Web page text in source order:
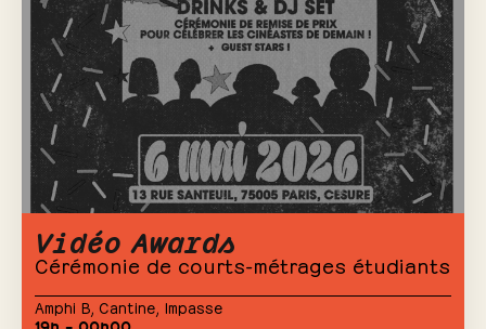
Vidéo Awards
Cérémonie de courts-métrages étudiants
Amphi B Cantine Impasse